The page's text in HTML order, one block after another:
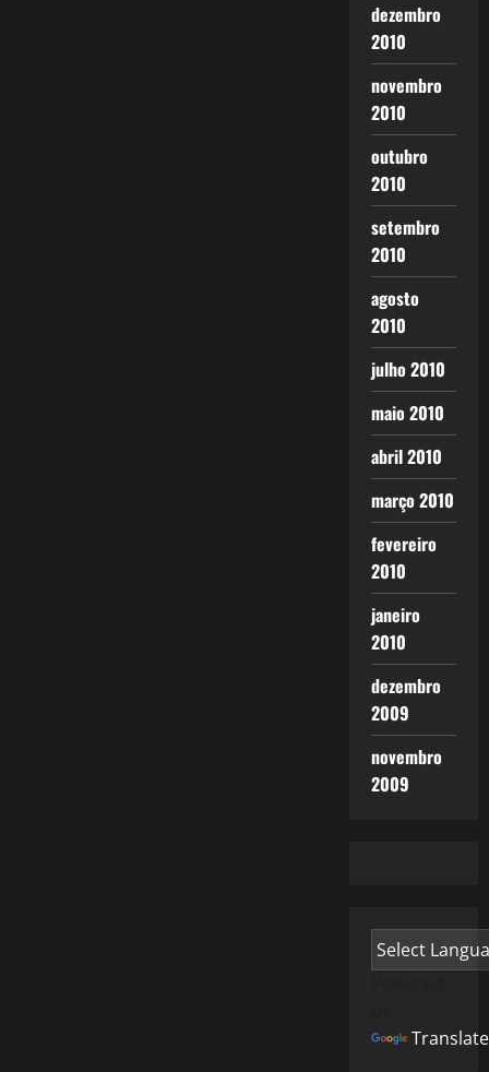
dezembro
2010
novembro
2010
outubro
2010
setembro
2010
agosto
2010
julho 2010
maio 2010
abril 2010
março 2010
fevereiro
2010
janeiro
2010
dezembro
2009
novembro
2009
Translate